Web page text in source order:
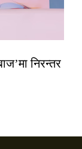
निरन्तर